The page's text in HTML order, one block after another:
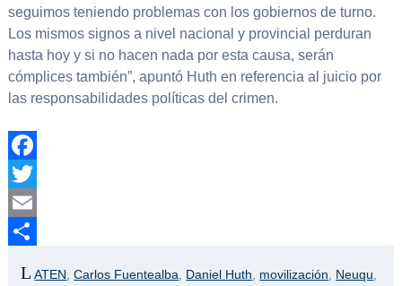
seguimos teniendo problemas con los gobiernos de turno.
Los mismos signos a nivel nacional y provincial perduran
hasta hoy y si no hacen nada por esta causa, serán
cómplices también”, apuntó Huth en referencia al juicio por
las responsabilidades políticas del crimen.
Facebook
Twitter
Email
ATEN ,Carlos Fuentealba Daniel Huth movilización Neuqu